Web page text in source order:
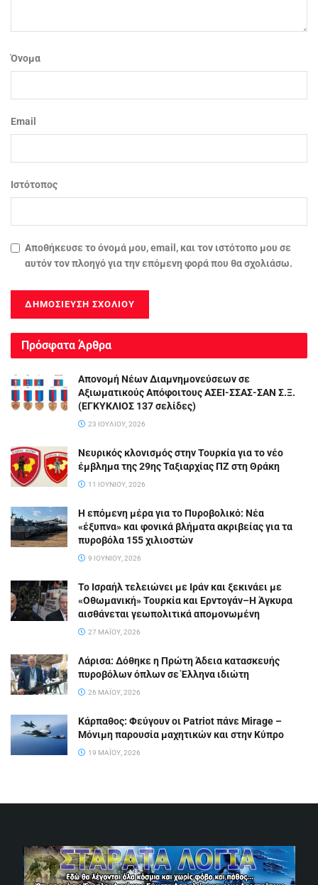
Όνομα
Email
Ιστότοπος
Αποθήκευσε το όνομά μου, email, και τον ιστότοπο μου σε
αυτόν τον πλοηγό για την επόμενη φορά που θα σχολιάσω.
Πρόσφατα Άρθρα
Απονομή Νέων Διαμνημονεύσεων σε
Αξιωματικούς Απόφοιτους ΑΣΕΙ-ΣΣΑΣ-ΣΑΝ Σ.Ξ.
(ΕΓΚΥΚΛΙΟΣ 137 σελίδες)
23 ΙΟΥΛΊΟΥ, 2026
Νευρικός κλονισμός στην Τουρκία για το νέο
έμβλημα της 29ης Ταξιαρχίας ΠΖ στη Θράκη
11 ΙΟΥΝΊΟΥ, 2026
Η επόμενη μέρα για το Πυροβολικό: Νέα
«έξυπνα» και φονικά βλήματα ακριβείας για τα
πυροβόλα 155 χιλιοστών
9 ΙΟΥΝΊΟΥ, 2026
Το Ισραήλ τελειώνει με Ιράν και ξεκινάει με
«Οθωμανική» Τουρκία και Ερντογάν–Η Άγκυρα
αισθάνεται γεωπολιτικά απομονωμένη
27 ΜΑΪ́ΟΥ, 2026
Λάρισα: Δόθηκε η Πρώτη Άδεια κατασκευής
πυροβόλων όπλων σε Έλληνα ιδιώτη
26 ΜΑΪ́ΟΥ, 2026
Κάρπαθος: Φεύγουν οι Patriot πάνε Mirage –
Μόνιμη παρουσία μαχητικών και στην Κύπρο
19 ΜΑΪ́ΟΥ, 2026